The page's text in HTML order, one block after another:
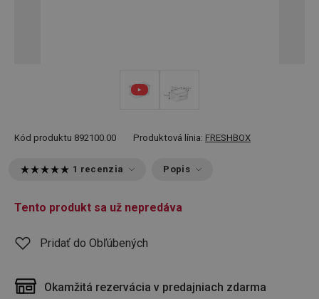
Kód produktu 892100.00 Produktová línia: FRESHBOX
1 recenzia Popis
Tento produkt sa už nepredáva
Pridať do Obľúbených
Okamžitá rezervácia v predajniach zdarma